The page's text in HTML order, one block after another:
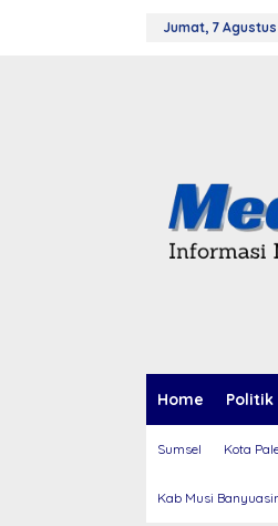
Jumat, 7
Home Politik
Sumsel Kota
Kab Musi